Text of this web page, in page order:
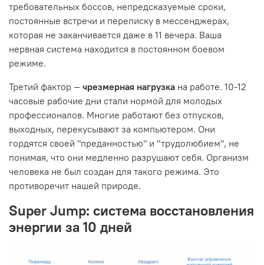
требовательных боссов, непредсказуемые сроки,
постоянные встречи и переписку в мессенджерах,
которая не заканчивается даже в 11 вечера. Ваша
нервная система находится в постоянном боевом
режиме.
Третий фактор — чрезмерная нагрузка на работе. 10-12
часовые рабочие дни стали нормой для молодых
профессионалов. Многие работают без отпусков,
выходных, перекусывают за компьютером. Они
гордятся своей "преданностью" и "трудолюбием", не
понимая, что они медленно разрушают себя. Организм
человека не был создан для такого режима. Это
противоречит нашей природе.
Super Jump: система восстановления
энергии за 10 дней